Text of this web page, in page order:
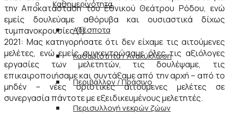
Καθημερινότητα
Αδέσποτα
Καθαριότητα / Ανακύκλωση
Περιβάλλον / Πράσινο
Περισυλλογή νεκρών ζώων
την Αποκατάσταση του Εθνικού Θεάτρου Ρόδου, ενώ
εμείς δουλεύαμε αθόρυβα και ουσιαστικά δίχως
τυμπανοκρουσίες (!).
2021: Μας κατηγορήσατε ότι δεν είχαμε τις αιτούμενες
μελέτες, ενώ εμείς συγκεντρώσαμε όλες τις αξιόλογες
εργασίες των μελετητών, τις δουλέψαμε, τις
επικαιροποιήσαμε και συντάξαμε από την αρχή – από το
μηδέν – νέες οριστικές αιτούμενες μελέτες σε
συνεργασία πάντοτε με εξειδικευμένους μελετητές.